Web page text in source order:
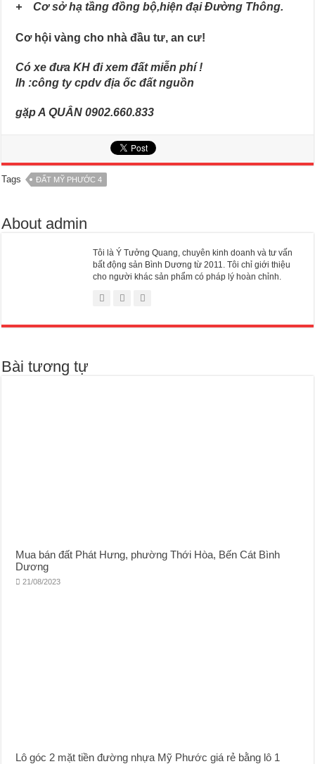
+ Cơ sở hạ tầng đồng bộ,hiện đạiĐường Thông.
Cơ hội vàng cho nhà đầu tư, an cư!
Có xe đưa KH đi xem đất miễn phí !
lh :công ty cpdv địa ốc đất nguồn
gặp A QUÂN 0902.660.833
Tags ĐẤT MỸ PHƯỚC 4
About admin
Tôi là Ý Tưởng Quang, chuyên kinh doanh và tư vấn
bất động sản Bình Dương từ 2011. Tôi chỉ giới thiệu
cho người khác sản phẩm có pháp lý hoàn chỉnh.
Bài tương tự
Mua bán đất Phát Hưng, phường Thới Hòa, Bến Cát Bình
Dương
21/08/2023
Lô góc 2 mặt tiền đường nhựa Mỹ Phước giá rẻ bằng lô 1